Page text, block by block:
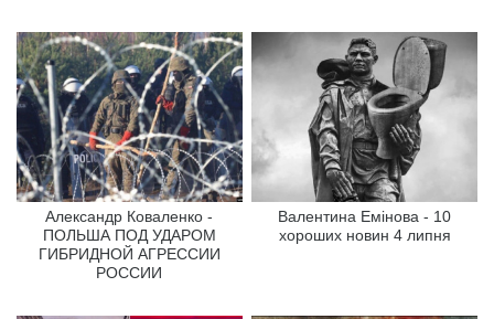
Александр Коваленко -
ПОЛЬША ПОД УДАРОМ
ГИБРИДНОЙ АГРЕССИИ
РОССИИ
Валентина Емінова - 10
хороших новин 4 липня